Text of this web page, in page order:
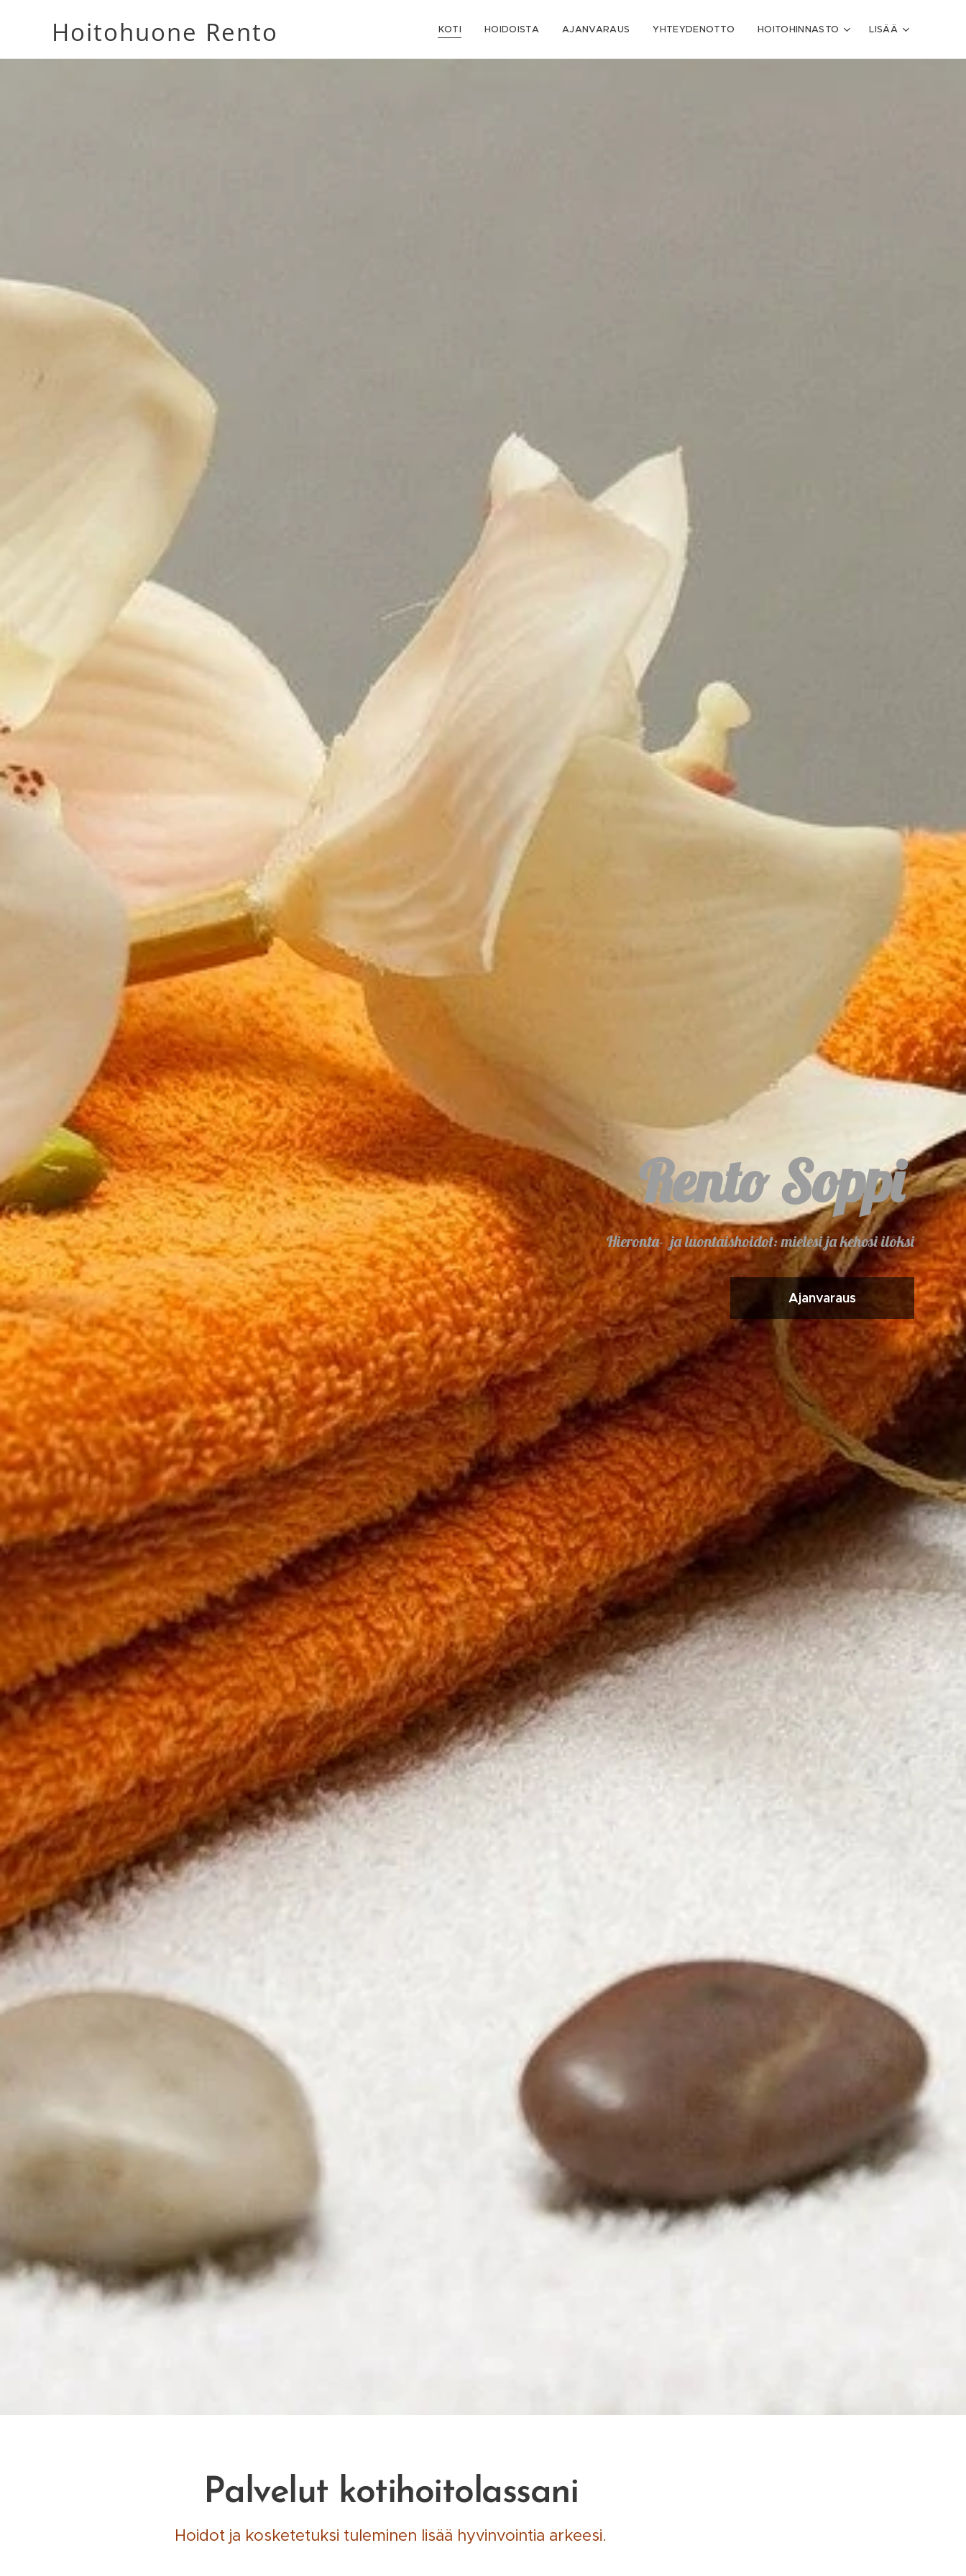
Hoitohuone Rento
Soppi Soppi
KOTI HOIDOISTA AJANVARAUS YHTEYDENOTTO HOITOHINNASTO LISÄÄ
Rento Soppi
Hieronta- ja luontaishoidot: mielesi ja kehosi iloksi
Ajanvaraus
Palvelut kotihoitolassani
Hoidot ja kosketetuksi tuleminen lisää hyvinvointia arkeesi.